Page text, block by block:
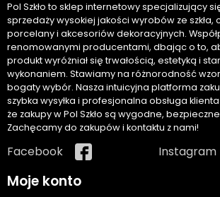
Pol Szkło to sklep internetowy specjalizujący
sprzedaży wysokiej jakości wyrobów ze szkła,
porcelany i akcesoriów dekoracyjnych.
renomowanymi producentami, dbając o to,
produkt wyróżniał się trwałością, estetyką i
wykonaniem. Stawiamy na różnorodność
bogaty wybór. Nasza intuicyjna platforma
szybka wysyłka i profesjonalna obsługa
że zakupy w Pol Szkło są wygodne,
Zachęcamy do zakupów i kontaktu z nami!
Facebook Instagram
Moje konto